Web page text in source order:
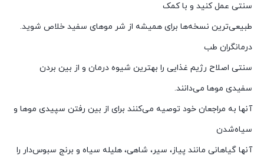
سنتی عمل کنید و با کمک
طبیعی‌ترین نسخه‌ها برای همیشه از شر موهای سفید خلاص شوید.
درمانگران طب
سنتی اصلاح رژیم غذایی را بهترین شیوه درمان و از بین بردن
سفیدی موها می‌دانند.
آنها به مراجعان خود توصیه می‌کنند برای از بین رفتن سپیدی موها و
سیاه‌شدن
آنها گیاهانی مانند پیاز، سیر، شاهی، هلیله سیاه و برنج سبوس‌دار را